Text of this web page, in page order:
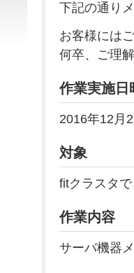
下記の通り
お客様には
何卒、ご理
作業実施日
2016年12月
対象
fitクラスタ
作業内容
サーバ機器